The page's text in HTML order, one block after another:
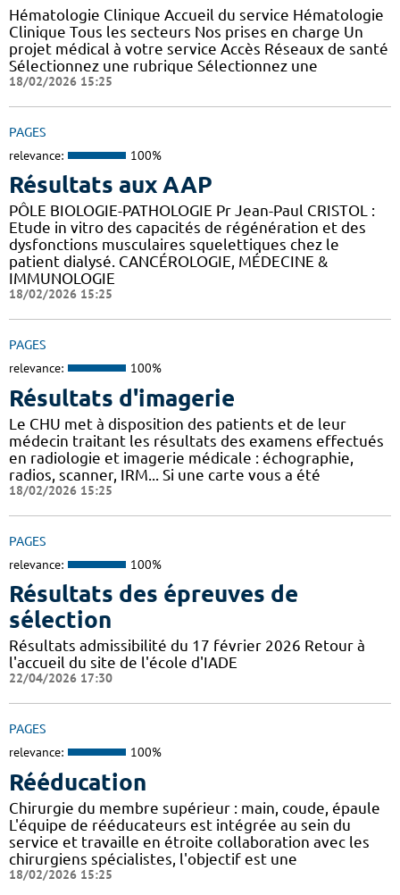
Hématologie Clinique Accueil du service Hématologie
Clinique Tous les secteurs Nos prises en charge Un
projet médical à votre service Accès Réseaux de santé
Sélectionnez une rubrique Sélectionnez une
18/02/2026 15:25
PAGES
relevance: 100%
Résultats aux AAP
PÔLE BIOLOGIE-PATHOLOGIE Pr Jean-Paul CRISTOL :
Etude in vitro des capacités de régénération et des
dysfonctions musculaires squelettiques chez le
patient dialysé. CANCÉROLOGIE, MÉDECINE &
IMMUNOLOGIE
18/02/2026 15:25
PAGES
relevance: 100%
Résultats d'imagerie
Le CHU met à disposition des patients et de leur
médecin traitant les résultats des examens effectués
en radiologie et imagerie médicale : échographie,
radios, scanner, IRM... Si une carte vous a été
18/02/2026 15:25
PAGES
relevance: 100%
Résultats des épreuves de
sélection
Résultats admissibilité du 17 février 2026 Retour à
l'accueil du site de l'école d'IADE
22/04/2026 17:30
PAGES
relevance: 100%
Rééducation
Chirurgie du membre supérieur : main, coude, épaule
L'équipe de rééducateurs est intégrée au sein du
service et travaille en étroite collaboration avec les
chirurgiens spécialistes, l'objectif est une
18/02/2026 15:25